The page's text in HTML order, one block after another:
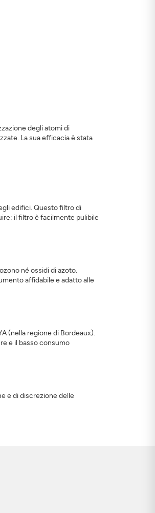
degli atomi di
La sua efficacia è stata
edifici. Questo filtro di
il filtro è facilmente pulibile
né ossidi di azoto.
affidabile e adatto alle
(nella regione di Bordeaux).
e il basso consumo
e di discrezione delle